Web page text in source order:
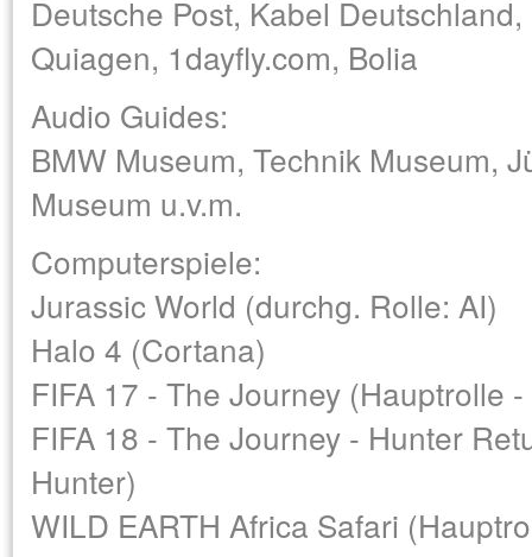
Deutsche Post, Kabel
Quiagen, 1dayfly.com, Bolia
Audio Guides:
BMW Museum, Technik Museum,
Museum u.v.m.
Computerspiele:
Jurassic World (durchg. Rolle: AI)
Halo 4 (Cortana)
FIFA 17 - The Journey (Hauptrolle
FIFA 18 - The Journey - Hunter
Hunter)
WILD EARTH Africa Safari